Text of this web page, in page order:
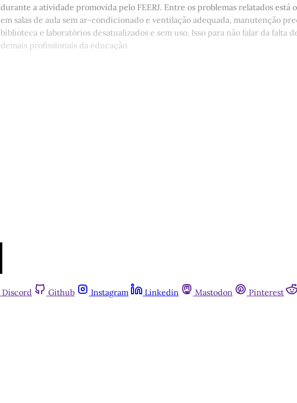
durante a atividade promovida pelo FEERJ. Entre os problemas relatados está
em salas de aula sem ar-condicionado e ventilação adequada, manutenção
biblioteca e laboratórios desatualizados e sem uso. Isso para não falar da falta
demais profissionais da educação.
Discord Github Instagram Linkedin Mastodon Pinterest